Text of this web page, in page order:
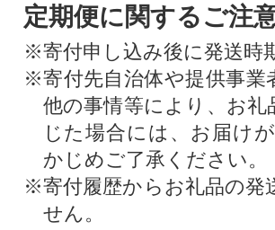
定期便に関するご注
※寄付申し込み後に発送時
※寄付先自治体や提供事業
他の事情等により、お
じた場合には、お届け
かじめご了承ください。
※寄付履歴からお礼品の発
せん。